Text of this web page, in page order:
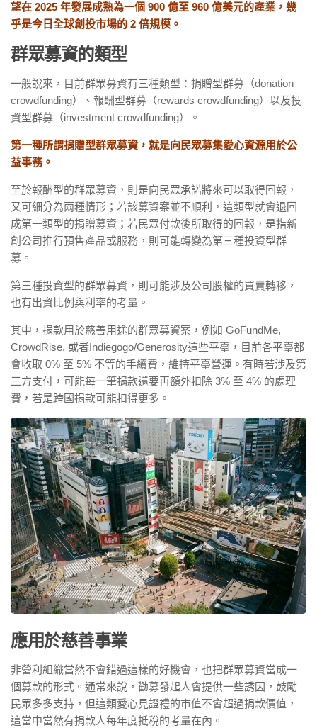
望在 2025 年發展成熟為一個 900 億至 960 億美元的產業，幾
乎是今日全球創投市場的 2 倍規模。
群眾募資的類型
一般說來，目前群眾募資有三種類型：捐贈型群募（donation
crowdfunding）、報酬型群募（rewards crowdfunding）以及投
資型群募（investment crowdfunding）。
第一種所謂捐贈型群眾募資，就是向民眾募集愛心資源用於公
益事務。
至於報酬型的群眾募資，則是向民眾承諾將來可以取得回報，
又可細分為兩種情形；若該募資案並不順利，這類型就會退回
成第一類型的捐贈募資；若民眾付款後所取得的回報，是指新
創公司推行預售產品或服務，則可能轉變為第三種投資型群
募。
第三種投資型的群眾募資，則可能涉及公司股權的買賣轉移，
也有出資比例與利率的考量。
其中，捐款用於慈善用途的群眾募資案，例如 GoFundMe,
CrowdRise, 或者Indiegogo/Generosity這些平臺，目前各平臺都
會收取 0% 至 5% 不等的手續費，維持平臺營運。有時若涉及第
三方支付，可能每一筆捐款還要再額外扣除 3% 至 4% 的處理
費，若是跨國捐款可能扣得更多。
應用於慈善事業
非營利組織當然不會錯過這樣的好機會，也把群眾募資當成一
個募款的形式。通常來說，勸募發起人會提供一些誘因，鼓勵
民眾多多支持，但這類愛心見證禮的市值不會超過捐款價值，
這當中當然有捐款人每年度抵稅的考量在內。